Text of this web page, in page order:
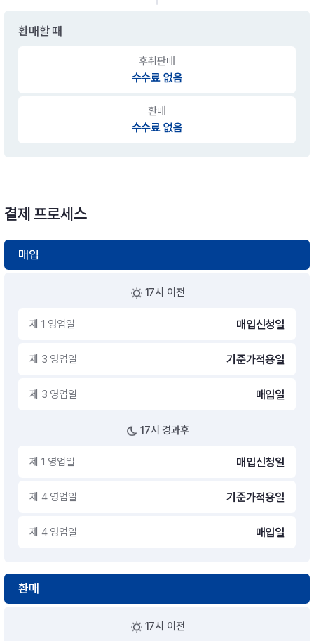
환매할 때
후취판매
수수료 없음
환매
수수료 없음
결제 프로세스
매입
17시 이전
제 1 영업일 매입신청일
제 3 영업일 기준가적용일
제 3 영업일 매입일
17시 경과후
제 1 영업일 매입신청일
제 4 영업일 기준가적용일
제 4 영업일 매입일
환매
17시 이전